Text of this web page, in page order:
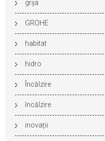
grija
GROHE
habitat
hidro
Încălzire
încălzire
inovații